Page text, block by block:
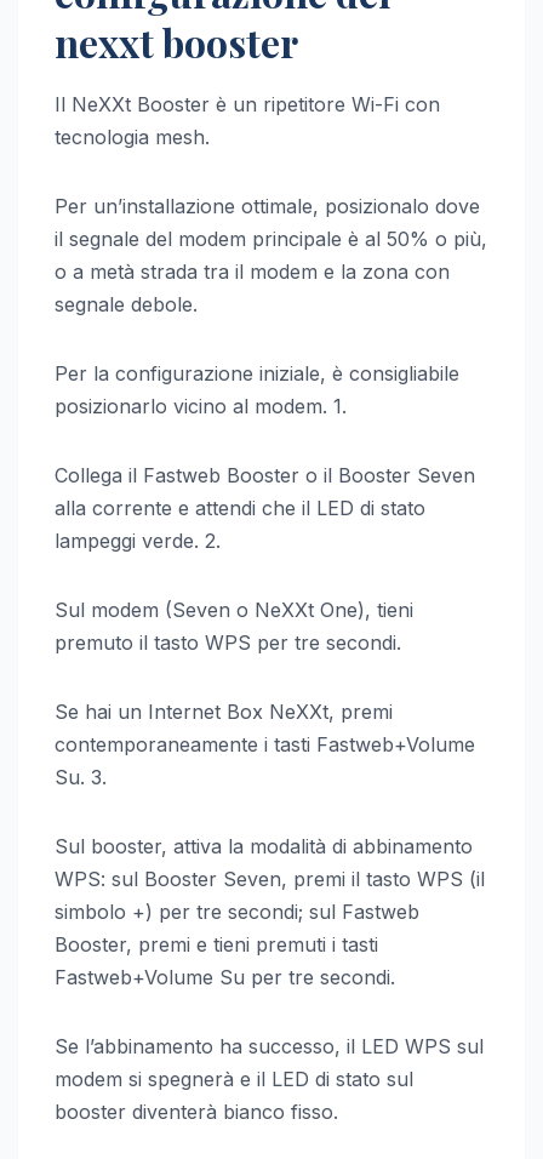
nexxt booster
Il NeXXt Booster è un ripetitore Wi-Fi con
tecnologia mesh.
Per un’installazione ottimale, posizionalo dove
il segnale del modem principale è al 50% o più,
o a metà strada tra il modem e la zona con
segnale debole.
Per la configurazione iniziale, è consigliabile
posizionarlo vicino al modem. 1.
Collega il Fastweb Booster o il Booster Seven
alla corrente e attendi che il LED di stato
lampeggi verde. 2.
Sul modem (Seven o NeXXt One), tieni
premuto il tasto WPS per tre secondi.
Se hai un Internet Box NeXXt, premi
contemporaneamente i tasti Fastweb+Volume
Su. 3.
Sul booster, attiva la modalità di abbinamento
WPS: sul Booster Seven, premi il tasto WPS (il
simbolo +) per tre secondi; sul Fastweb
Booster, premi e tieni premuti i tasti
Fastweb+Volume Su per tre secondi.
Se l’abbinamento ha successo, il LED WPS sul
modem si spegnerà e il LED di stato sul
booster diventerà bianco fisso.